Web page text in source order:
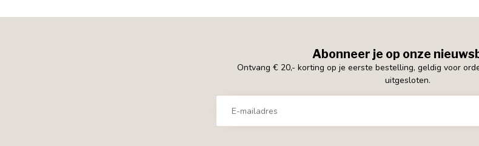
Abonneer je op onze
Ontvang € 20,- korting op je eerste bestelling, geldig voor
uitgesloten.